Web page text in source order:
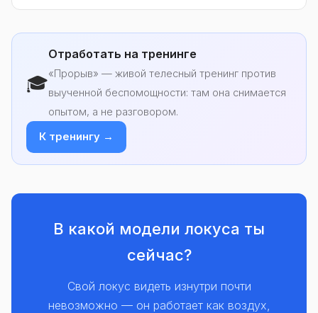
🎓
Отработать на тренинге
«Прорыв» — живой телесный тренинг против
выученной беспомощности: там она снимается
опытом, а не разговором.
К тренингу →
В какой модели локуса ты
сейчас?
Свой локус видеть изнутри почти
невозможно — он работает как воздух,